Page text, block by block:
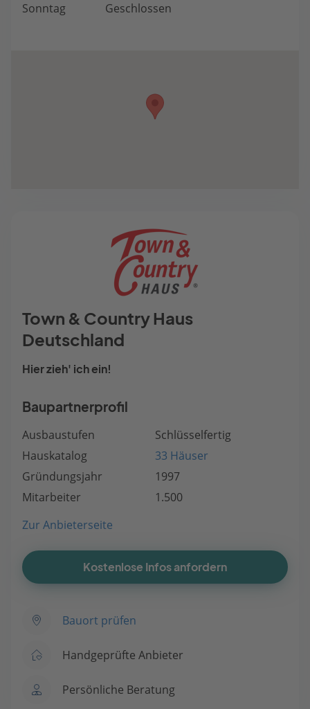
Sonntag
Geschlossen
Town & Country Haus
Deutschland
Hier zieh' ich ein!
Baupartnerprofil
Ausbaustufen
Schlüsselfertig
Hauskatalog
33 Häuser
Gründungsjahr
1997
Mitarbeiter
1.500
Zur Anbieterseite
Kostenlose Infos anfordern
Bauort prüfen
Handgeprüfte Anbieter
Persönliche Beratung